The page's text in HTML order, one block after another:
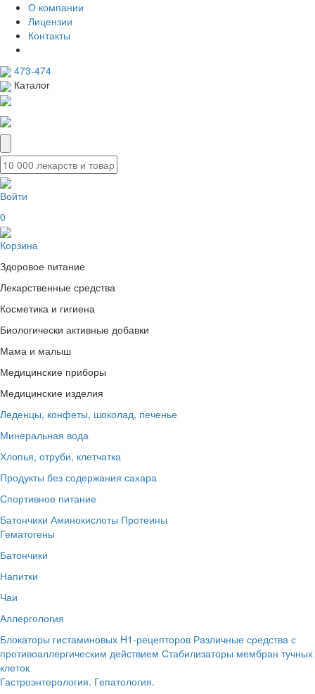
О компании
Лицензии
Контакты
473-474
Каталог
Войти
0
Корзина
Здоровое питание
Лекарственные средства
Косметика и гигиена
Биологически активные добавки
Мама и малыш
Медицинские приборы
Медицинские изделия
Леденцы, конфеты, шоколад, печенье
Минеральная вода
Хлопья, отруби, клетчатка
Продукты без содержания сахара
Спортивное питание
Батончики Аминокислоты Протеины
Гематогены
Батончики
Напитки
Чаи
Аллергология
Блокаторы гистаминовых H1-рецепторов Различные средства с
противоаллергическим действием Стабилизаторы мембран тучных
клеток
Гастроэнтерология. Гепатология.